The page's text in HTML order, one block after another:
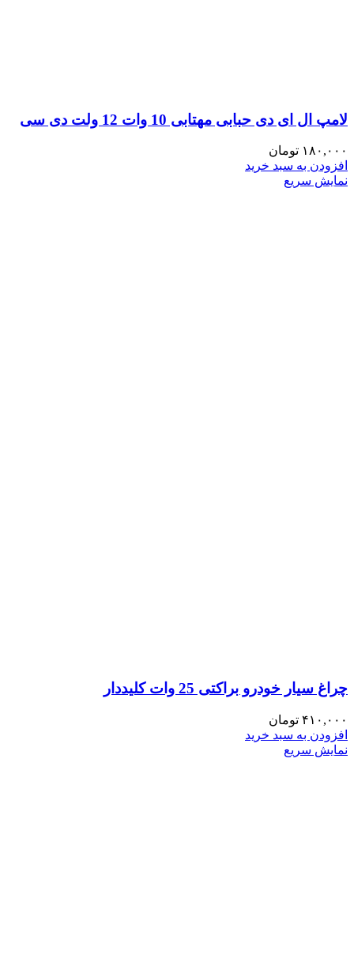
لامپ ال ای دی حبابی مهتابی 10 وات 12 ولت دی سی
۱۸۰,۰۰۰ تومان
افزودن به سبد خرید
نمایش سریع
چراغ سیار خودرو براکتی 25 وات کلیددار
۴۱۰,۰۰۰ تومان
افزودن به سبد خرید
نمایش سریع